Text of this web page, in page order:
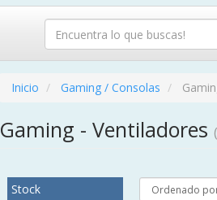
Inicio Gaming / Consolas
Gaming - Ventiladores
Stock